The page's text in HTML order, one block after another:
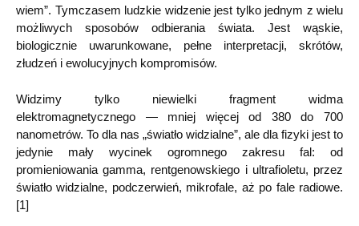
wiem”. Tymczasem ludzkie widzenie jest tylko jednym z wielu
możliwych sposobów odbierania świata. Jest wąskie,
biologicznie uwarunkowane, pełne interpretacji, skrótów,
złudzeń i ewolucyjnych kompromisów.
Widzimy tylko niewielki fragment widma
elektromagnetycznego — mniej więcej od 380 do 700
nanometrów. To dla nas „światło widzialne”, ale dla fizyki jest to
jedynie mały wycinek ogromnego zakresu fal: od
promieniowania gamma, rentgenowskiego i ultrafioletu, przez
światło widzialne, podczerwień, mikrofale, aż po fale radiowe.
[1]